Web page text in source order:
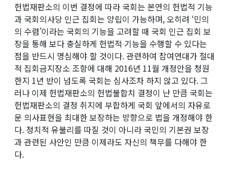
헌법재판소의 이번 결정에 따라 국회는 본연의 헌법적 기능
과 국회의사당 인근 집회는 양립이 가능하며, 오히려 ‘민의
의 수렴’이라는 국회의 기능을 고려할 때 국회 인근 집회 보
장을 통해 보다 충실하게 헌법적 기능을 수행할 수 있다는
점을 반드시 명심해야 할 것이다. 관련하여 참여연대가 절대
적 집회금지장소 조항에 대해 2016년 11월 개정안을 청원
한지 1년 반이 넘도록 국회는 심사조차 하지 않고 있다. 그
러나 이제 헌법재판소의 헌법불합치 결정이 난 만큼 국회는
헌법재판소의 결정 취지에 부합하게 국회 앞에서의 자유로
운 의사표현을 최대한 보장하는 방향으로 법을 개정해야 한
다. 정치적 유불리를 따질 것이 아니라 국민의 기본권 보장
과 관련된 사안인 만큼 이제라도 자신의 책무를 다해야 한
다.